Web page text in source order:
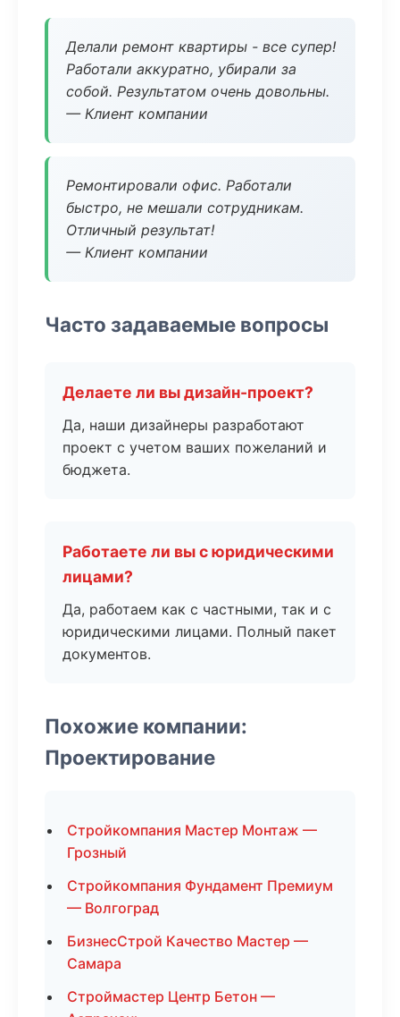
Делали ремонт квартиры - все супер!
Работали аккуратно, убирали за
собой. Результатом очень довольны.
— Клиент компании
Ремонтировали офис. Работали
быстро, не мешали сотрудникам.
Отличный результат!
— Клиент компании
Часто задаваемые вопросы
Делаете ли вы дизайн-проект?
Да, наши дизайнеры разработают
проект с учетом ваших пожеланий и
бюджета.
Работаете ли вы с юридическими
лицами?
Да, работаем как с частными, так и с
юридическими лицами. Полный пакет
документов.
Похожие компании:
Проектирование
Стройкомпания Мастер Монтаж —
Грозный
Стройкомпания Фундамент Премиум
— Волгоград
БизнесСтрой Качество Мастер —
Самара
Строймастер Центр Бетон —